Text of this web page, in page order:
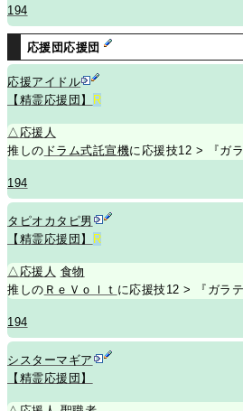
194
応援団応援団
応援アイドル
【精霊応援団】
R
△ 応援人
推しの ドラム式託宣機に応援技12 > 『ガ
194
タピオカタピ男
【精霊応援団】
R
△ 応援人 食物
推しの ＲｅＶｏｌｔ に応援技12 > 『ガラ
194
シスターマギア
【精霊応援団】